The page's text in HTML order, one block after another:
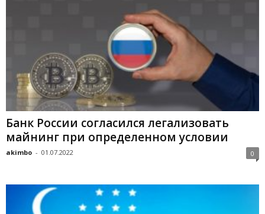
Банк России согласился легализовать
майнинг при определенном условии
akimbo - 01.07.2022 0